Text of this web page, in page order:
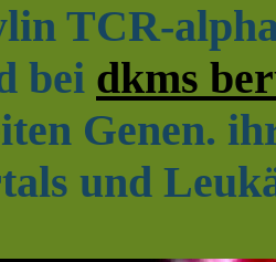
TCR-
bei dkms
Genen.
und